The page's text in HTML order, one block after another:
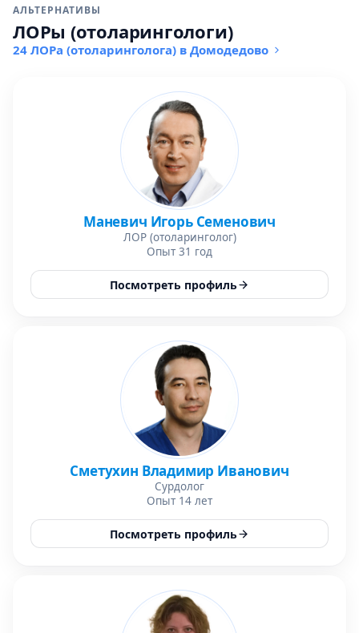
АЛЬТЕРНАТИВЫ
ЛОРы (отоларингологи)
24 ЛОРа (отоларинголога) в Домодедово
Маневич Игорь Семенович
ЛОР (отоларинголог)
Опыт 31 год
Посмотреть профиль
Сметухин Владимир Иванович
Сурдолог
Опыт 14 лет
Посмотреть профиль